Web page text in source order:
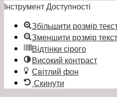
Інструмент Доступності
Збільшити розмір
Зменшити розмір
Відтінки сірого
Високий контраст
Світлий фон
Скинути